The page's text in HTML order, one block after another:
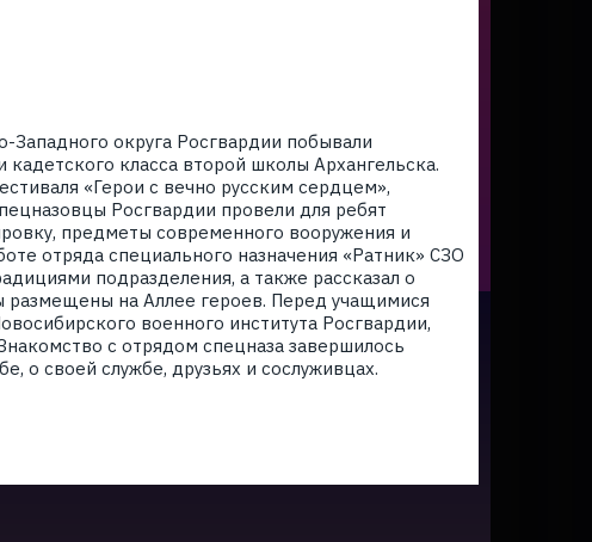
Западного округа Росгвардии побывали
класса второй школы Архангельска.
«Герои с вечно русским сердцем»,
Росгвардии провели для ребят
предметы современного вооружения и
отряда специального назначения «Ратник» СЗО
подразделения, а также рассказал о
размещены на Аллее героев. Перед учащимися
военного института Росгвардии,
с отрядом спецназа завершилось
о своей службе, друзьях и сослуживцах.